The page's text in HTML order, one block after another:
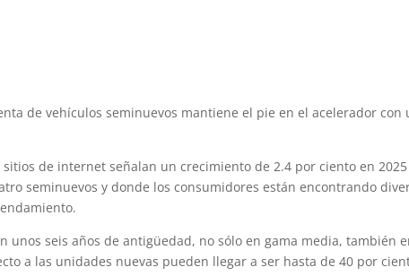
de vehículos seminuevos mantiene el pie en el acelerador con
de internet señalan un crecimiento de 2.4 por ciento en 2025
seminuevos y donde los consumidores están encontrando
unos seis años de antigüedad, no sólo en gama media, también
a las unidades nuevas pueden llegar a ser hasta de 40 por